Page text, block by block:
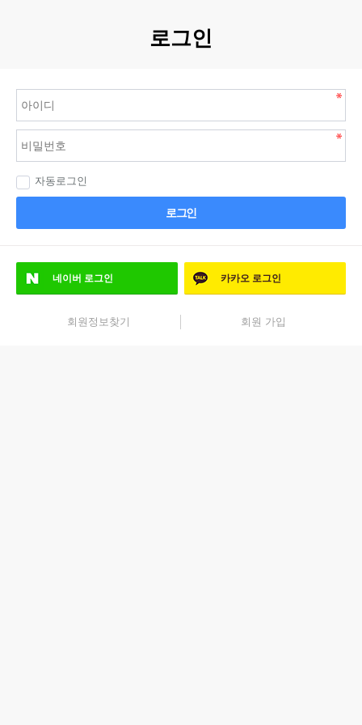
로그인
자동로그인
로그인
네이버 로그인 카카오 로그인
회원정보찾기 회원 가입